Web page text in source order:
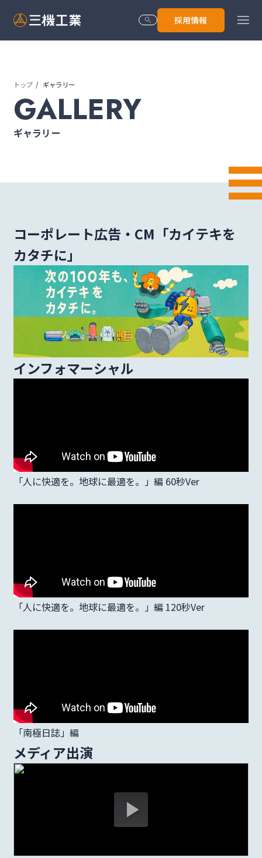
search 採用情報 menu
トップ ギャラリー
GALLERY
ギャラリー
コーポレート広告・CM「カイテキを
カタチに」
インフォマーシャル
「人に快適を。地球に最適を。」編 60秒Ver
「人に快適を。地球に最適を。」編 120秒Ver
「南極日誌」編
メディア出演
トップ
会社情報
株主･投資家情報
サステナビリティ
統合報告書
language 日本語English